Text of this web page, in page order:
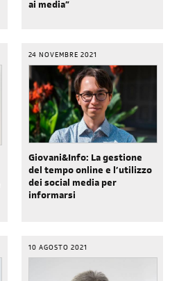
ai media”
24 NOVEMBRE 2021
Giovani&Info: La gestione
del tempo online e l’utilizzo
dei social media per
informarsi
10 AGOSTO 2021